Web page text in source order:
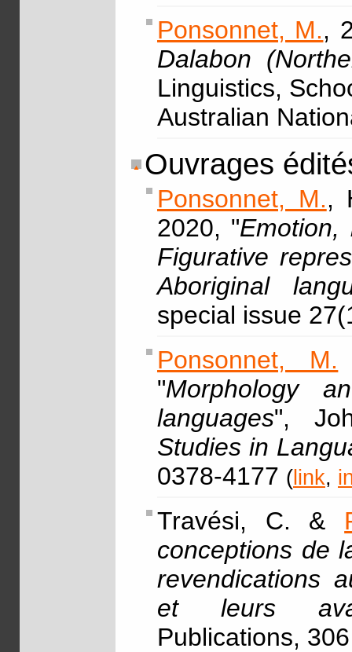
Ponsonnet, M.,
Dalabon
Linguistics,
Australian
Ouvrages
Ponsonnet, M.,
2020, "Emotion,
Figurative
Aboriginal
special issue
Ponsonnet, M.
"Morphology
languages",
Studies in
0378-4177 ( link,
Travési, C. &
conceptions de
revendications
et leurs
Publications,